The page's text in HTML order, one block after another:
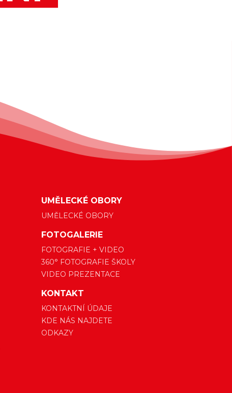
UMĚLECKÉ OBORY
UMĚLECKÉ OBORY
FOTOGALERIE
FOTOGRAFIE + VIDEO
360° FOTOGRAFIE ŠKOLY
VIDEO PREZENTACE
KONTAKT
KONTAKTNÍ ÚDAJE
KDE NÁS NAJDETE
ODKAZY